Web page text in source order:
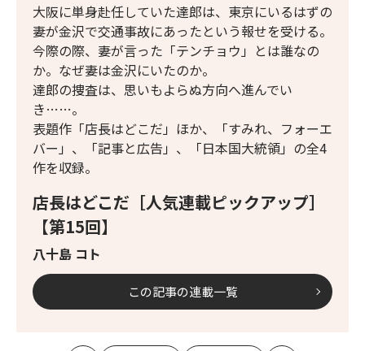
店長はどこだ［人気連載ピックアップ］
【第15回】
八十島 コト
大阪に単身赴任していた達郎は、東京にいるはずの
妻が金沢で交通事故にあったという報せを受ける。
今際の際、妻が言った「テンチョウ」とは誰なの
か。なぜ妻は金沢にいたのか。
達郎の捜査は、思いもよらぬ方向へ進んでい
き……。
表題作「店長はどこだ」ほか、「すみれ、フォーエ
バー」、「記事と広告」、「日本国大統領」の全4
作を収録。
この記事の連載一覧